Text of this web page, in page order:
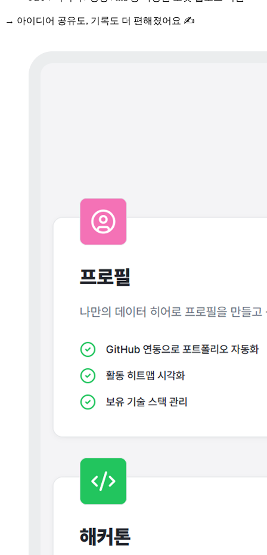
→ 아이디어 공유도, 기록도 더 편해졌어요 ✍️